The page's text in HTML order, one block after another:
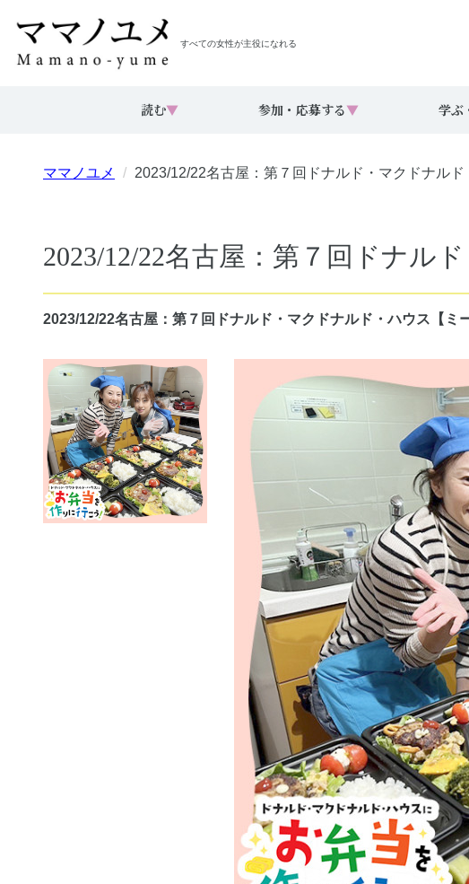
すべての女性が主役になれる
読む▼ 参加・応募する▼ 学ぶ
ママノユメ 2023/12/22名古屋：第７回ドナルド・マクドナルド
2023/12/22名古屋：第７回ドナル
2023/12/22名古屋：第７回ドナルド・マクドナルド・ハウス【ミ